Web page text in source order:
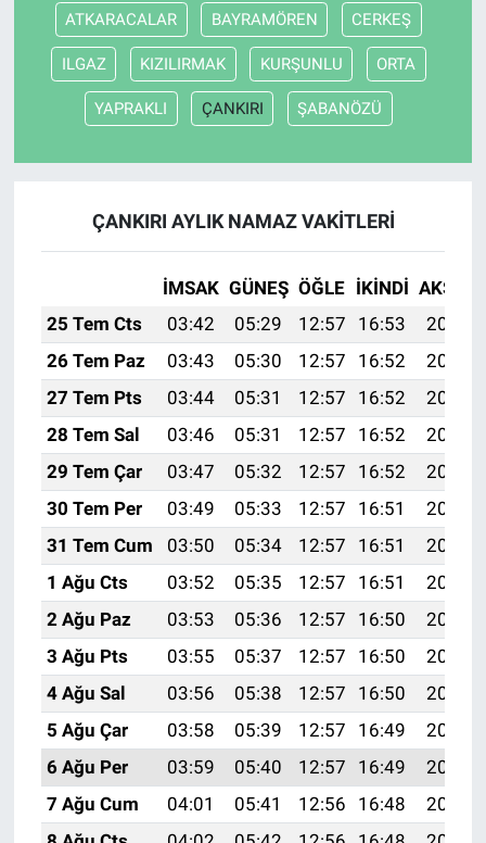
ATKARACALAR BAYRAMÖREN CERKEŞ
ILGAZ KIZILIRMAK KURŞUNLU ORTA
YAPRAKLI ÇANKIRI ŞABANÖZÜ
ÇANKIRI AYLIK NAMAZ VAKITLERI
İMSAK GÜNEŞ ÖĞLE İKINDI AKŞAM
25 Tem Cts
03:42 05:29 12:57 16:53
20:15
26 Tem Paz
03:43 05:30 12:57 16:52
20:15
27 Tem Pts
03:44 05:31 12:57 16:52
20:14
28 Tem Sal
03:46 05:31 12:57 16:52
20:13
29 Tem Çar
03:47 05:32 12:57 16:52
20:12
30 Tem Per
03:49 05:33 12:57 16:51
20:11
31 Tem Cum
03:50 05:34 12:57 16:51
20:10
1 Ağu Cts
03:52 05:35 12:57 16:51
20:09
2 Ağu Paz
03:53 05:36 12:57 16:50
20:08
3 Ağu Pts
03:55 05:37 12:57 16:50
20:07
4 Ağu Sal
03:56 05:38 12:57 16:50
20:05
5 Ağu Çar
03:58 05:39 12:57 16:49
20:04
6 Ağu Per
03:59 05:40 12:57 16:49
20:03
7 Ağu Cum
04:01 05:41 12:56 16:48
20:02